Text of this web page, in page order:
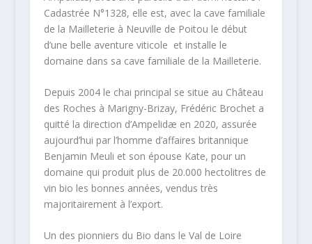
Cadastrée N°1328, elle est, avec la cave familiale
de la Mailleterie à Neuville de Poitou le début
d’une belle aventure viticole et installe le
domaine dans sa cave familiale de la Mailleterie.
Depuis 2004 le chai principal se situe au Château
des Roches à Marigny-Brizay, Frédéric Brochet a
quitté la direction d’Ampelidæ en 2020, assurée
aujourd’hui par l’homme d’affaires britannique
Benjamin Meuli et son épouse Kate, pour un
domaine qui produit plus de 20.000 hectolitres de
vin bio les bonnes années, vendus très
majoritairement à l’export.
Un des pionniers du Bio dans le Val de Loire